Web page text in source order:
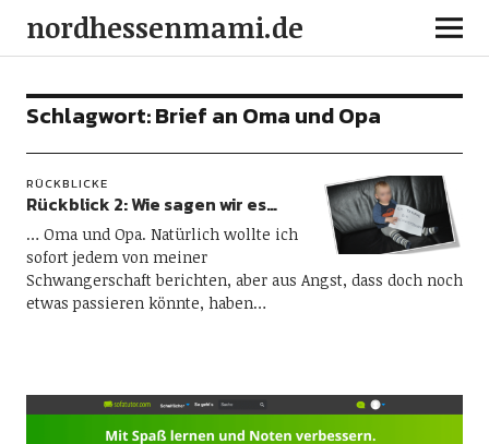
nordhessenmami.de
Schlagwort:Brief an Oma und Opa
RÜCKBLICKE
Rückblick 2: Wie sagen wir es…
… Oma und Opa. Natürlich wollte ich
sofort jedem von meiner
Schwangerschaft berichten, aber aus Angst, dass doch noch
etwas passieren könnte, haben…